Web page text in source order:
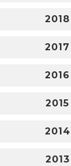
2018
2017
2016
2015
2014
2013